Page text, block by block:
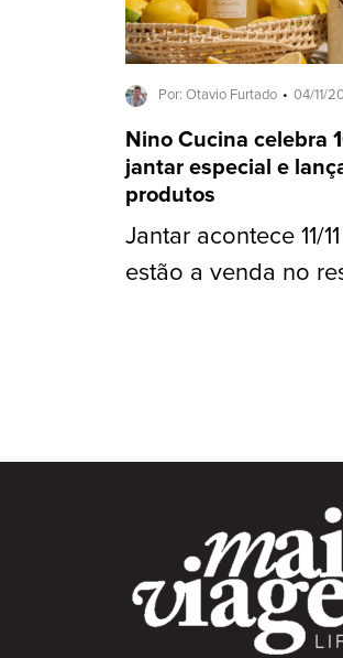
Por: Otavio Furtado 04/11/
Nino Cucina celebra
jantar especial e
produtos
Jantar acontece 11/
estão a venda no